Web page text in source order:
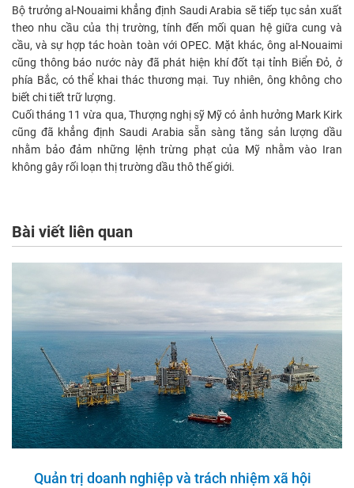
Bộ trưởng al-Nouaimi khẳng định Saudi Arabia sẽ tiếp tục sản xuất
theo nhu cầu của thị trường, tính đến mối quan hệ giữa cung và
cầu, và sự hợp tác hoàn toàn với OPEC. Mặt khác, ông al-Nouaimi
cũng thông báo nước này đã phát hiện khí đốt tại tỉnh Biển Đỏ, ở
phía Bắc, có thể khai thác thương mại. Tuy nhiên, ông không cho
biết chi tiết trữ lượng.
Cuối tháng 11 vừa qua, Thượng nghị sỹ Mỹ có ảnh hưởng Mark Kirk
cũng đã khẳng định Saudi Arabia sẵn sàng tăng sản lượng dầu
nhằm bảo đảm những lệnh trừng phạt của Mỹ nhằm vào Iran
không gây rối loạn thị trường dầu thô thế giới.
Bài viết liên quan
Quản trị doanh nghiệp và trách nhiệm xã hội